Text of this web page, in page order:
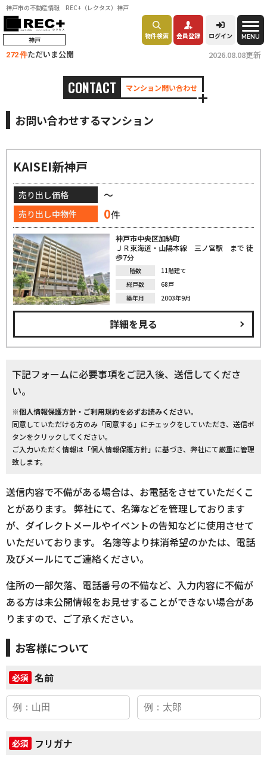
神戸市の不動産情報 REC+（レクタス）神戸
神戸 物件検索 会員登録 ログイン MENU
272 件ただいま公開 2026.08.08更新
CONTACT マンション問い合わせ
お問い合わせするマンション
KAISEI新神戸
売り出し価格 ～
売り出し中物件 0件
神戸市中央区加納町
ＪＲ東海道・山陽本線 三ノ宮駅 まで 徒
歩7分
階数
11階建て
総戸数
68戸
築年月
2003年9月
詳細を見る
下記フォームに必要事項をご記入後、送信してくださ
い。
※個人情報保護方針・ご利用規約を必ずお読みください。
同意していただける方のみ「同意する」にチェックをしていただき、送信ボ
タンをクリックしてください。
ご入力いただく情報は「個人情報保護方針」に基づき、弊社にて厳重に管理
致します。
送信内容で不備がある場合は、お電話をさせていただくこ
とがあります。 弊社にて、名簿などを管理しております
が、ダイレクトメールやイベントの告知などに使用させて
いただいております。 名簿等より抹消希望のかたは、電話
及びメールにてご連絡ください。
住所の一部欠落、電話番号の不備など、入力内容に不備が
ある方は未公開情報をお見せすることができない場合があ
りますので、ご了承ください。
お客様について
必須 名前
必須 フリガナ